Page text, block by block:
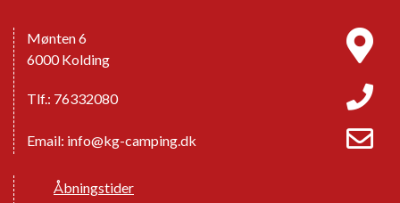
Mønten 6
6000 Kolding
Tlf.: 76332080
Email: info@kg-camping.dk
Åbningstider